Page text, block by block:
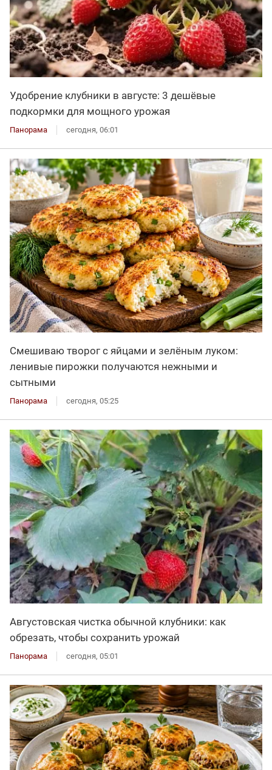
Удобрение клубники в августе: 3 дешёвые
подкормки для мощного урожая
Панорама сегодня, 06:01
Смешиваю творог с яйцами и зелёным луком:
ленивые пирожки получаются нежными и
сытными
Панорама сегодня, 05:25
Августовская чистка обычной клубники: как
обрезать, чтобы сохранить урожай
Панорама сегодня, 05:01